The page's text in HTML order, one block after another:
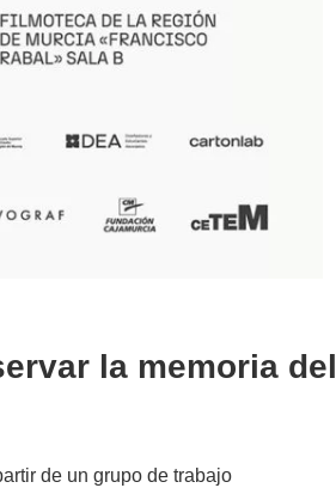
la memoria del
de un grupo de trabajo